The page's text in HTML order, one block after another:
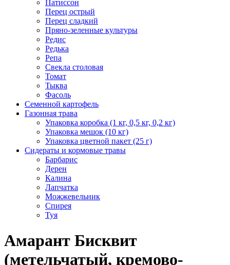
Патиссон
Перец острый
Перец сладкий
Пряно-зеленные культуры
Редис
Редька
Репа
Свекла столовая
Томат
Тыква
Фасоль
Семенной картофель
Газонная трава
Упаковка коробка (1 кг, 0,5 кг, 0,2 кг)
Упаковка мешок (10 кг)
Упаковка цветной пакет (25 г)
Сидераты и кормовые травы
Барбарис
Дерен
Калина
Лапчатка
Можжевельник
Спирея
Туя
Амарант Бисквит
(метельчатый, кремово-